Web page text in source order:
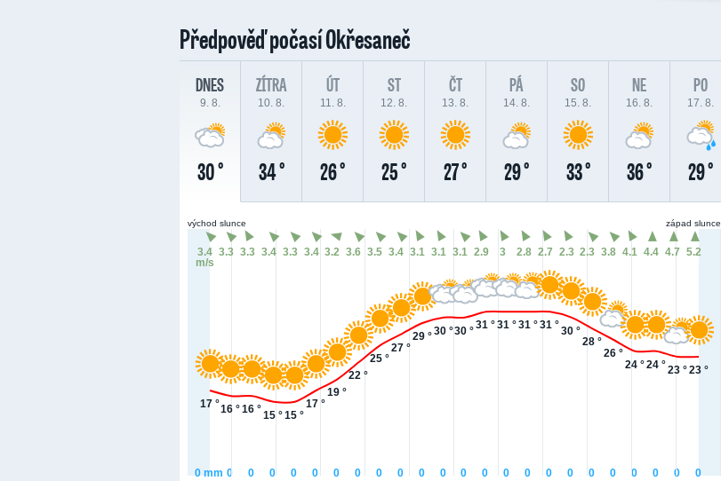
Předpověď počasíOkřesaneč
DNES
9. 8.
30 °
ZÍTRA
10. 8.
34 °
ÚT
11. 8.
26 °
ST
12. 8.
25 °
ČT
13. 8.
27 °
PÁ
14. 8.
29 °
SO
15. 8.
33 °
NE
16. 8.
36 °
PO
17. 8.
29 °
17 °16 °16 °15 °15 °
17 °
19 °
22 °
25 °
27 °
29 °30 °30 °31 °31 °31 °31 °30 °
28 °
26 °
24 °24 °23 °23 °
východ slunce západ slunce
0 mm 0 0 0 0 0 0 0 0 0 0 0 0 0 0 0 0 0 0 0 0 0 0 0
3.4
m/s
3.3 3.3 3.4 3.3 3.4 3.2 3.6 3.5 3.4 3.1 3.1 3.1 2.9 3 2.8 2.7 2.3 2.3 3.8 4.1 4.4 4.7 5.2